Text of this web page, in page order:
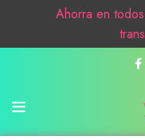
Ahorra en